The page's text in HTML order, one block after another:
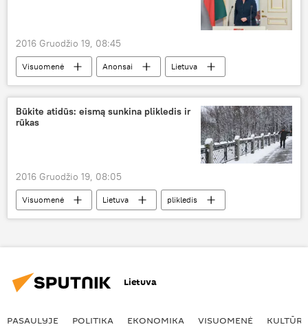
2016 Gruodžio 19, 08:45
Visuomenė Anonsai
Lietuva
Kaunas
Dalia Grybauskaitė
Kauno klinikos
naujagimiai
Būkite atidūs: eismą sunkina plikledis ir
rūkas
2016 Gruodžio 19, 08:05
Visuomenė Lietuva
plikledis
snygis
Lietuvos keliai
Lietuva
PASAULYJE POLITIKA EKONOMIKA VISUOMENĖ KULTŪRA